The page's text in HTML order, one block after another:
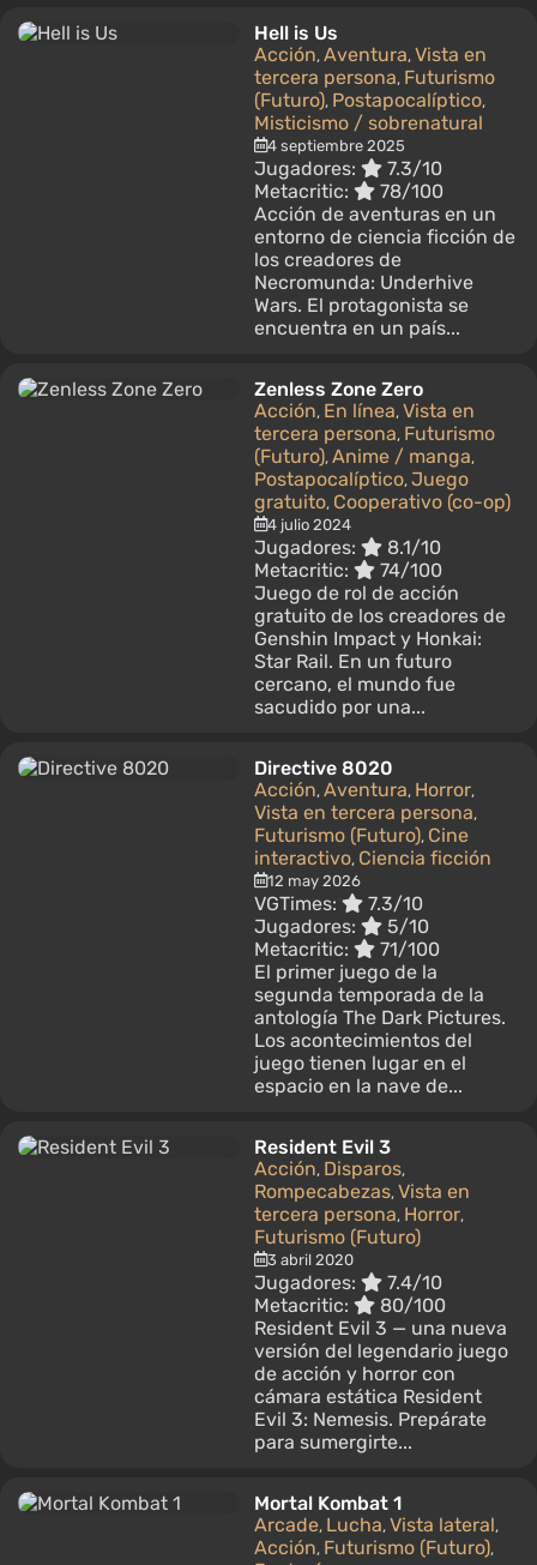
Hell is Us
Acción, Aventura, Vista en
tercera persona, Futurismo
(Futuro), Postapocalíptico,
Misticismo / sobrenatural
4 septiembre 2025
Jugadores:
7.3/10
Metacritic:
78/100
Acción de aventuras en un
entorno de ciencia ficción de
los creadores de
Necromunda: Underhive
Wars. El protagonista se
encuentra en un país...
Zenless Zone Zero
Acción, En línea, Vista en
tercera persona, Futurismo
(Futuro), Anime / manga,
Postapocalíptico, Juego
gratuito, Cooperativo (co-op)
4 julio 2024
Jugadores:
8.1/10
Metacritic:
74/100
Juego de rol de acción
gratuito de los creadores de
Genshin Impact y Honkai:
Star Rail. En un futuro
cercano, el mundo fue
sacudido por una...
Directive 8020
Acción, Aventura, Horror,
Vista en tercera persona,
Futurismo (Futuro), Cine
interactivo, Ciencia ficción
12 may 2026
VGTimes:
7.3/10
Jugadores:
5/10
Metacritic:
71/100
El primer juego de la
segunda temporada de la
antología The Dark Pictures.
Los acontecimientos del
juego tienen lugar en el
espacio en la nave de...
Resident Evil 3
Acción, Disparos,
Rompecabezas, Vista en
tercera persona, Horror,
Futurismo (Futuro)
3 abril 2020
Jugadores:
7.4/10
Metacritic:
80/100
Resident Evil 3 — una nueva
versión del legendario juego
de acción y horror con
cámara estática Resident
Evil 3: Nemesis. Prepárate
para sumergirte...
Mortal Kombat 1
Arcade, Lucha, Vista lateral,
Acción, Futurismo (Futuro),